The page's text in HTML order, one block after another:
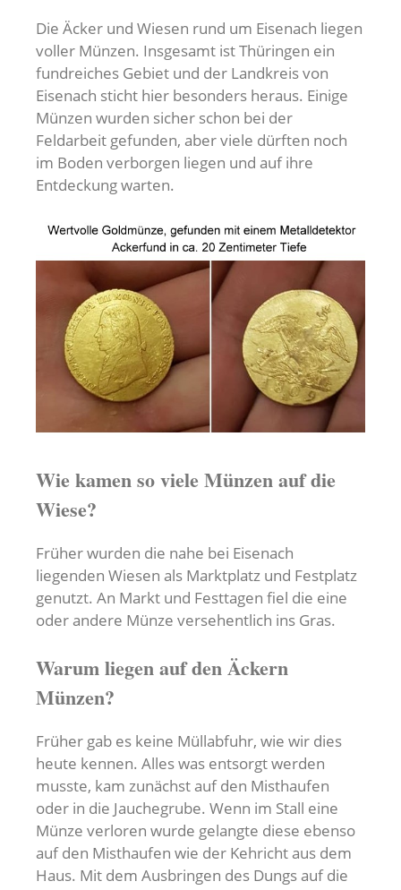
Die Äcker und Wiesen rund um Eisenach liegen
voller Münzen. Insgesamt ist Thüringen ein
fundreiches Gebiet und der Landkreis von
Eisenach sticht hier besonders heraus. Einige
Münzen wurden sicher schon bei der
Feldarbeit gefunden, aber viele dürften noch
im Boden verborgen liegen und auf ihre
Entdeckung warten.
Wie kamen so viele Münzen auf die
Wiese?
Früher wurden die nahe bei Eisenach
liegenden Wiesen als Marktplatz und Festplatz
genutzt. An Markt und Festtagen fiel die eine
oder andere Münze versehentlich ins Gras.
Warum liegen auf den Äckern
Münzen?
Früher gab es keine Müllabfuhr, wie wir dies
heute kennen. Alles was entsorgt werden
musste, kam zunächst auf den Misthaufen
oder in die Jauchegrube. Wenn im Stall eine
Münze verloren wurde gelangte diese ebenso
auf den Misthaufen wie der Kehricht aus dem
Haus. Mit dem Ausbringen des Dungs auf die